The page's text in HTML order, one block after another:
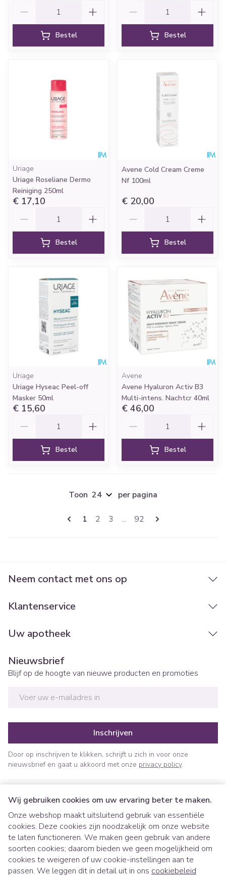
Wij gebruiken cookies om uw ervaring beter te maken.
Onze webshop maakt uitsluitend gebruik van essentiële
cookies. Deze cookies zijn noodzakelijk om onze website
te laten functioneren. We maken geen gebruik van andere
soorten cookies; daarom bieden we geen mogelijkheid om
cookies te weigeren of uw cookie-instellingen aan te
passen. We leggen dit in detail uit in ons cookiebeleid
Bestel Bestel
Uriage
Uriage Roseliane Dermo
Reiniging 250ml
€ 17,10
Bestel
Avene Cold Cream Creme
Nf 100ml
€ 20,00
Bestel
Uriage
Uriage Hyseac Peel-off
Masker 50ml
€ 15,60
Bestel
Avene
Avene Hyaluron Activ B3
Multi-intens. Nachtcr 40ml
€ 46,00
Bestel
Pagina's
U lees momenteel pagina
1 Pagina
2 Pagina
3 ... Pagina
92
Toon per pagina
Neem contact met ons op
Klantenservice
Uw apotheek
Nieuwsbrief
Blijf op de hoogte van nieuwe producten en promoties
Inschrijven
Door op inschrijven te klikken, schrijft u zich in voor onze
nieuwsbrief en gaat u akkoord met onze privacy policy.
Juridische links